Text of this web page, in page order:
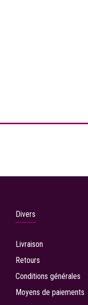
Divers
Livraison
Retours
Conditions générales
Moyens de paiements